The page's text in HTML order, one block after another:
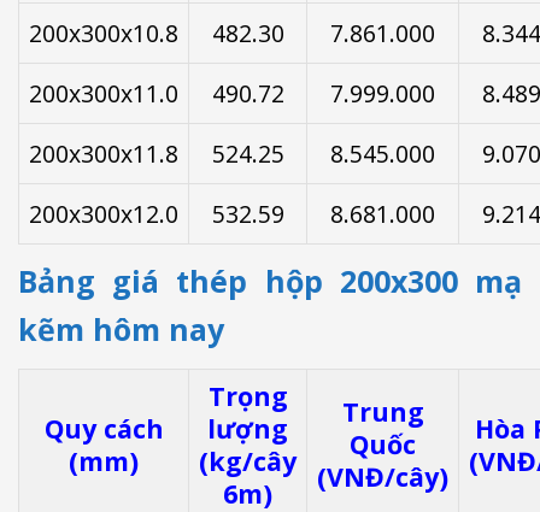
200x300x10.8
482.30 7.861.000
200x300x11.0
490.72 7.999.000
200x300x11.8
524.25 8.545.000
200x300x12.0
532.59 8.681.000
Bảng giá thép hộp 200x300 mạ
kẽm hôm nay
Quy cách
(mm)
Trọng
lượng
(kg/cây
6m)
Trung
Quốc
(VNĐ/cây)
Hòa